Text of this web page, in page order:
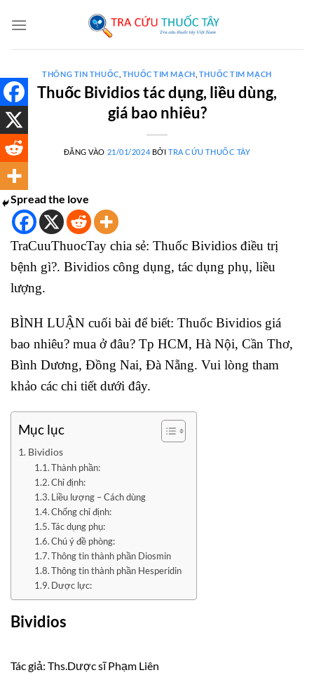
qua
THÔNG TIN THUỐC THUỐC TIM MẠCH THUỐC TIM MẠCH
Thuốc Bividios tác dụng, liều dùng,
giá bao nhiêu?
ĐĂNG VÀO 21/01/2024 BỞI TRA CỨU THUỐC TÂY
Spread the love
TraCuuThuocTay chia sẻ: Thuốc Bividios điều trị
bệnh gì?. Bividios công dụng, tác dụng phụ, liều
lượng.
BÌNH LUẬN cuối bài để biết: Thuốc Bividios giá
bao nhiêu? mua ở đâu? Tp HCM, Hà Nội, Cần Thơ,
Bình Dương, Đồng Nai, Đà Nẵng. Vui lòng tham
khảo các chi tiết dưới đây.
Mục lục
Bividios
Thành phần:
Chỉ định:
Liều lượng – Cách dùng
Chống chỉ định:
Tác dụng phụ:
Chú ý đề phòng:
Thông tin thành phần Diosmin
Thông tin thành phần Hesperidin
Dược lực:
Bividios
Tác giả: Ths.Dược sĩ Phạm Liên